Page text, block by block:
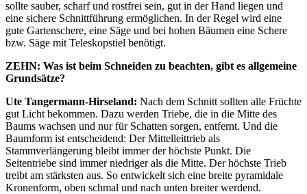
sollte sauber, scharf und rostfrei sein, gut in der Hand liegen und
eine sichere Schnittführung ermöglichen. In der Regel wird eine
gute Gartenschere, eine Säge und bei hohen Bäumen eine Schere
bzw. Säge mit Teleskopstiel benötigt.
ZEHN: Was ist beim Schneiden zu beachten, gibt es allgemeine
Grundsätze?
Ute Tangermann-Hirseland: Nach dem Schnitt sollten alle Früchte
gut Licht bekommen. Dazu werden Triebe, die in die Mitte des
Baums wachsen und nur für Schatten sorgen, entfernt. Und die
Baumform ist entscheidend: Der Mittelleittrieb als
Stammverlängerung bleibt immer der höchste Punkt. Die
Seitentriebe sind immer niedriger als die Mitte. Der höchste Trieb
treibt am stärksten aus. So entwickelt sich eine breite pyramidale
Kronenform, oben schmal und nach unten breiter werdend.